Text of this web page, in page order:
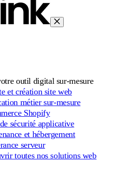
outil digital sur-mesure
et création site web
métier sur-mesure
Shopify
sécurité applicative
et hébergement
serveur
toutes nos solutions web